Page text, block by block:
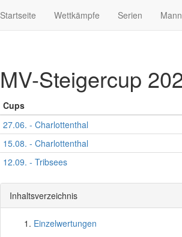
Startseite Wettkämpfe Serien
MV-Steigercup
Cups
27.06. - Charlottenthal
15.08. - Charlottenthal
12.09. - Tribsees
Inhaltsverzeichnis
Einzelwertungen